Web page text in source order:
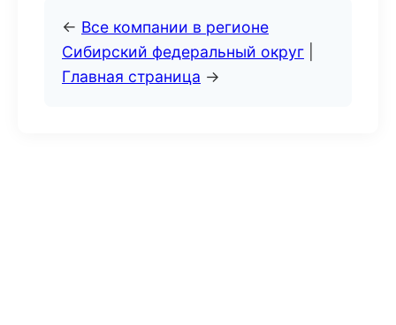
← Все компании в регионе
Сибирский федеральный округ
Главная страница →